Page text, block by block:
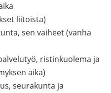
liitoista)
sen vaiheet (vanha
ristinkuolema ja
aika)
seurakunta ja